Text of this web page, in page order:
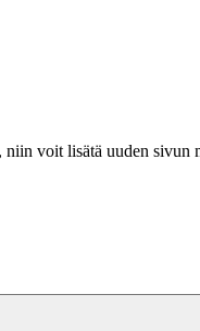
voit lisätä uuden sivun